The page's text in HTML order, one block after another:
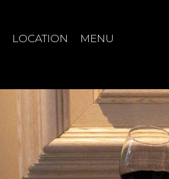
LOCATION MENU